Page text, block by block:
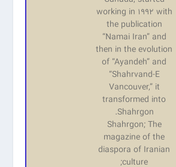
working in 1992 with
the publication
“Namai Iran” and
then in the evolution
of “Ayandeh” and
“Shahrvand-E
Vancouver,” it
transformed into
Shahrgon.
Shahrgon; The
magazine of the
diaspora of Iranian
culture;